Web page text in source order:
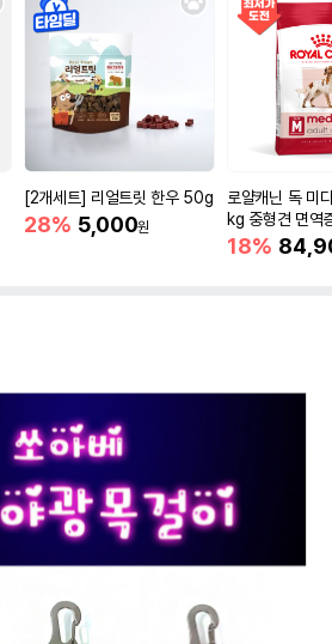
[2개세트] 리얼트릿 한우 50g
28% 5,000원
로얄캐닌 독 미
kg 중형견 면역
18%